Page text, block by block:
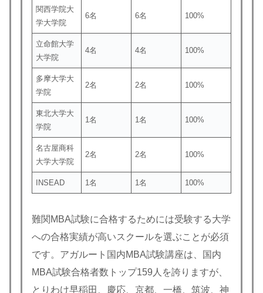
関西学院大
学大学院
6名 6名 100%
立命館大学
大学院
4名 4名 100%
多摩大学大
学院
2名 2名 100%
東北大学大
学院
1名 1名 100%
名古屋商科
大学大学院
2名 2名 100%
INSEAD 1名 1名 100%
難関MBA試験に合格するためには受験する大学
への合格実績が高いスクールを選ぶことが必須
です。アガルート国内MBA試験講座は、国内
MBA試験合格者数トップ159人を誇りますが、
とりわけ早稲田、慶応、京都、一橋、筑波、神